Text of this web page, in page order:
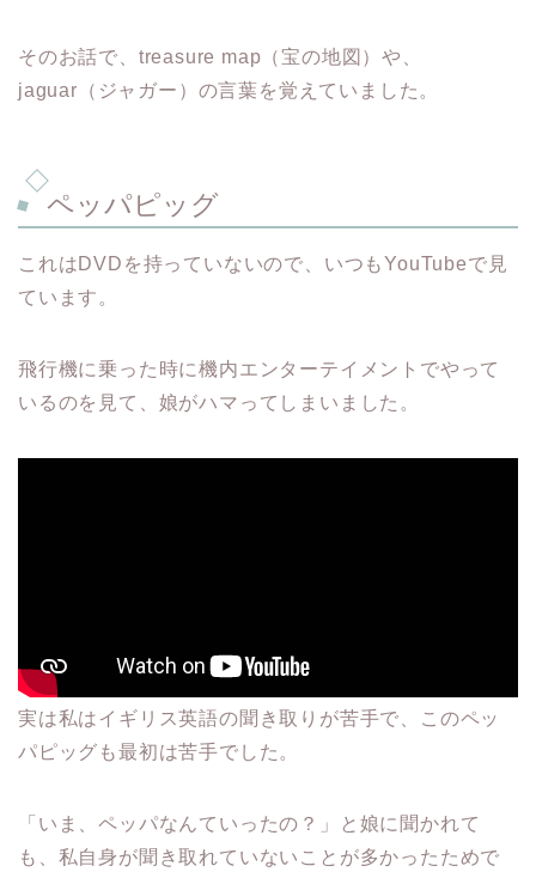
そのお話で、treasure map（宝の地図）や、
jaguar（ジャガー）の言葉を覚えていました。
ペッパピッグ
これはDVDを持っていないので、いつもYouTubeで見
ています。
飛行機に乗った時に機内エンターテイメントでやって
いるのを見て、娘がハマってしまいました。
実は私はイギリス英語の聞き取りが苦手で、このペッ
パピッグも最初は苦手でした。
「いま、ペッパなんていったの？」と娘に聞かれて
も、私自身が聞き取れていないことが多かったためで